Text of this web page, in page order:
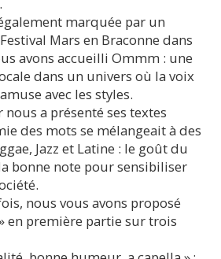
marquée par un
Mars en Braconne dans
avons accueilli Ommm : une
dans un univers où la voix
avec les styles.
a présenté ses textes
des mots se mélangeait à des
Jazz et Latine : le goût du
bonne note pour sensibiliser
nous vous avons proposé
en première partie sur trois